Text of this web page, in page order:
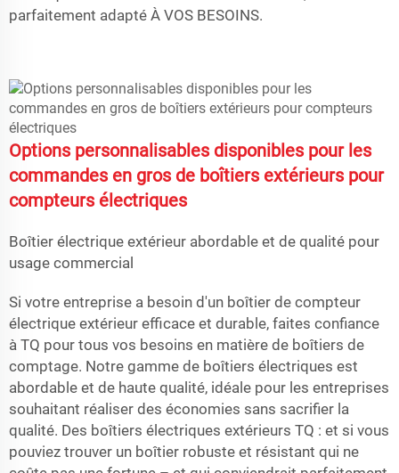
parfaitement adapté À VOS BESOINS.
Options personnalisables disponibles pour les
commandes en gros de boîtiers extérieurs pour
compteurs électriques
Boîtier électrique extérieur abordable et de qualité pour
usage commercial
Si votre entreprise a besoin d'un boîtier de compteur
électrique extérieur efficace et durable, faites confiance
à TQ pour tous vos besoins en matière de boîtiers de
comptage. Notre gamme de boîtiers électriques est
abordable et de haute qualité, idéale pour les entreprises
souhaitant réaliser des économies sans sacrifier la
qualité. Des boîtiers électriques extérieurs TQ : et si vous
pouviez trouver un boîtier robuste et résistant qui ne